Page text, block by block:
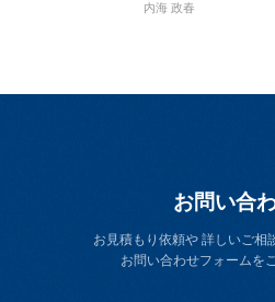
内海 政春
お問い合
お見積もり依頼や 詳しいご相
お問い合わせフォームを